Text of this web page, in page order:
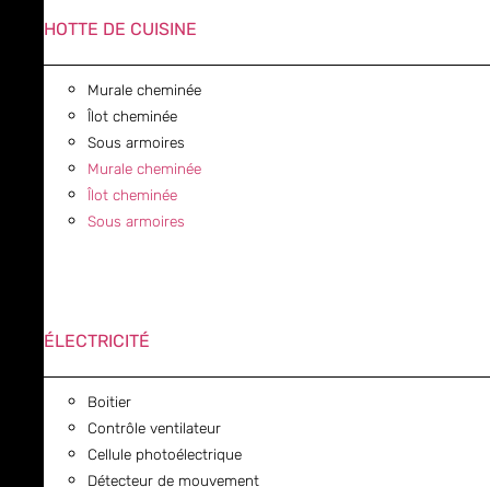
HOTTE DE CUISINE
Murale cheminée
Îlot cheminée
Sous armoires
Murale cheminée
Îlot cheminée
Sous armoires
ÉLECTRICITÉ
Boitier
Contrôle ventilateur
Cellule photoélectrique
Détecteur de mouvement